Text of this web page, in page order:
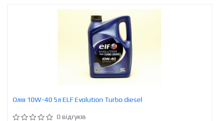
Олія 10W-40 5л ELF Evolution Turbo diesel
0 відгуків